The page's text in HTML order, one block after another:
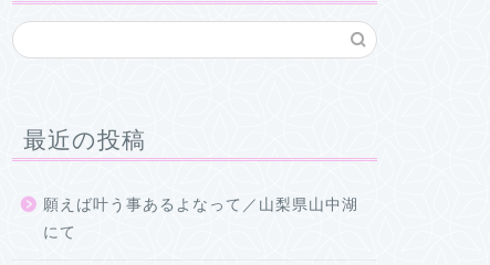
最近の投稿
願えば叶う事あるよなって／山梨県山中湖
にて